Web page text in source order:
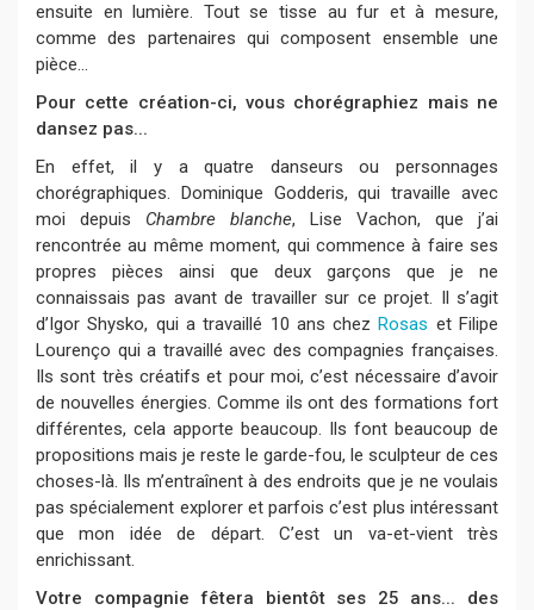
ensuite en lumière. Tout se tisse au fur et à mesure,
comme des partenaires qui composent ensemble une
pièce...
Pour cette création-ci, vous chorégraphiez mais ne
dansez pas...
En effet, il y a quatre danseurs ou personnages
chorégraphiques. Dominique Godderis, qui travaille avec
moi depuis Chambre blanche, Lise Vachon, que j’ai
rencontrée au même moment, qui commence à faire ses
propres pièces ainsi que deux garçons que je ne
connaissais pas avant de travailler sur ce projet. Il s’agit
d’Igor Shysko, qui a travaillé 10 ans chezRosas et Filipe
Lourenço qui a travaillé avec des compagnies françaises.
Ils sont très créatifs et pour moi, c’est nécessaire d’avoir
de nouvelles énergies. Comme ils ont des formations fort
différentes, cela apporte beaucoup. Ils font beaucoup de
propositions mais je reste le garde-fou, le sculpteur de ces
choses-là. Ils m’entraînent à des endroits que je ne voulais
pas spécialement explorer et parfois c’est plus intéressant
que mon idée de départ. C’est un va-et-vient très
enrichissant.
Votre compagnie fêtera bientôt ses 25 ans... des